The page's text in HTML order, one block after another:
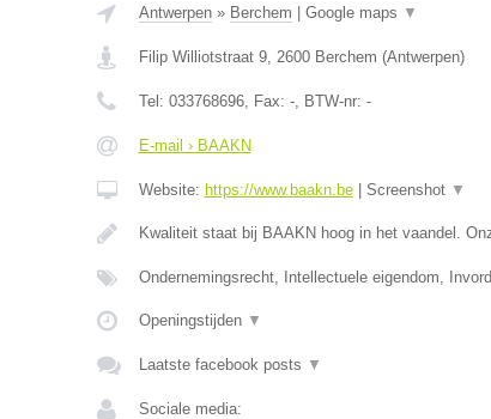
Antwerpen» Berchem Google maps ▼
Filip Williotstraat 9, 2600 Berchem (Antwerpen)
Tel: 033768696, Fax: -, BTW-nr: -
E-mail › BAAKN
Website: https://www.baakn.be| Screenshot ▼
Kwaliteit staat bij BAAKN hoog in het vaandel.
Ondernemingsrecht, Intellectuele eigendom,
Openingstijden ▼
Laatste facebook posts ▼
Sociale media: